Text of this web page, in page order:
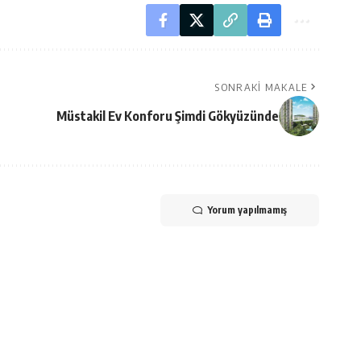
SONRAKI MAKALE
Müstakil Ev Konforu Şimdi Gökyüzünde
Yorum yapılmamış